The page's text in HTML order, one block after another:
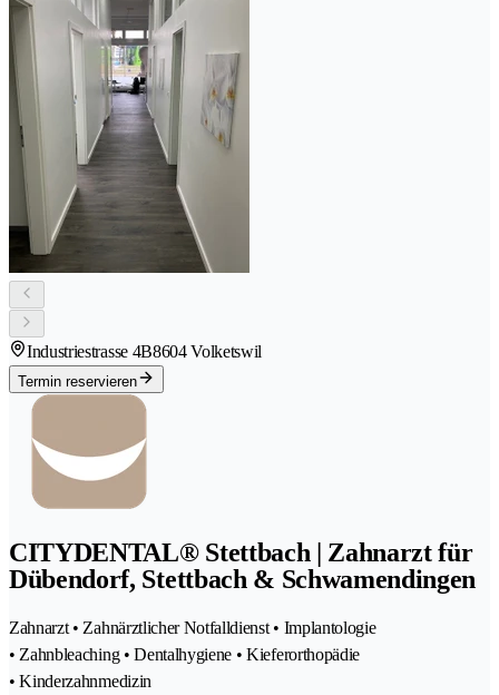
Industriestrasse 4B8604 Volketswil
Termin reservieren
CITYDENTAL® Stettbach | Zahnarzt für
Dübendorf, Stettbach & Schwamendingen
Zahnarzt • Zahnärztlicher Notfalldienst • Implantologie
• Zahnbleaching • Dentalhygiene • Kieferorthopädie
• Kinderzahnmedizin